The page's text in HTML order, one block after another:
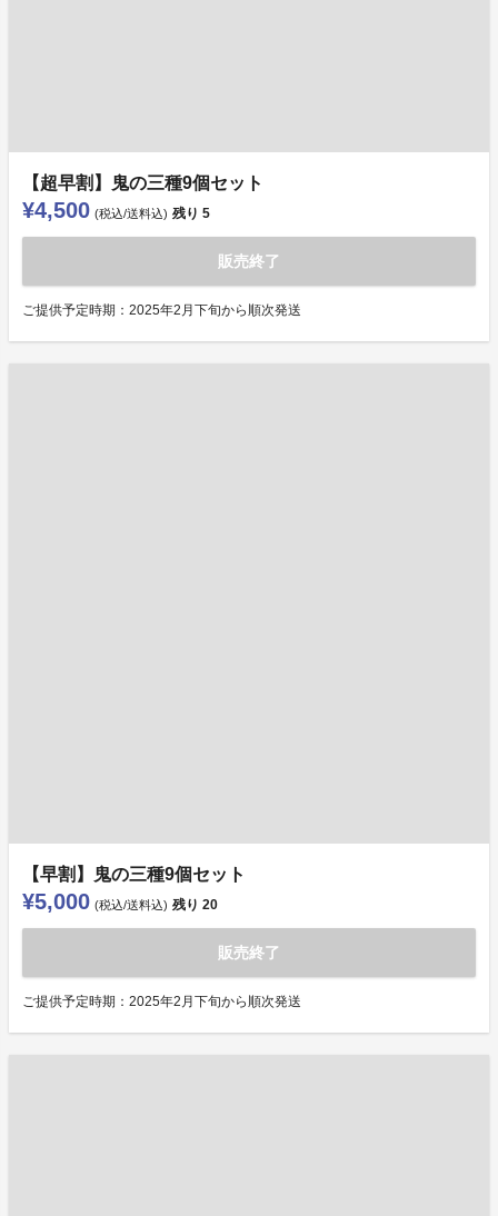
【超早割】鬼の三種9個セット
¥4,500 (税込/送料込) 残り 5
販売終了
ご提供予定時期：2025年2月下旬から順次発送
【早割】鬼の三種9個セット
¥5,000 (税込/送料込) 残り 20
販売終了
ご提供予定時期：2025年2月下旬から順次発送